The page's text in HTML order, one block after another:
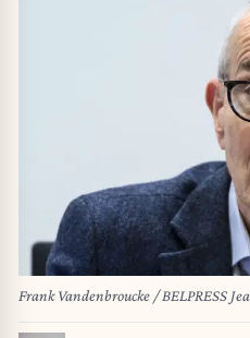
Frank Vandenbroucke / BELPRESS